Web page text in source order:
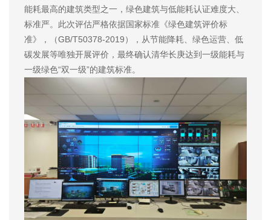
能耗最高的建筑类型之一，绿色建筑与低能耗认证难度大、
标准严。此次评估严格依据国家标准《绿色建筑评价标
准》，（GB/T50378-2019），从节能降耗、绿色运营、低
碳发展等唯独开展评价，最终确认清华长庚达到一级能耗与
一级绿色“双一级”的建筑标准。